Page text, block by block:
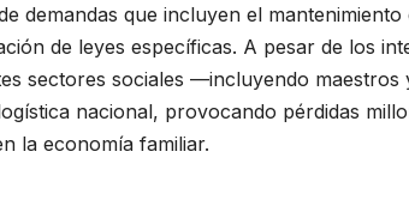
demandas que incluyen el
de leyes específicas. A pesar de los
sectores sociales —incluyendo
nacional, provocando pérdidas
la economía familiar.